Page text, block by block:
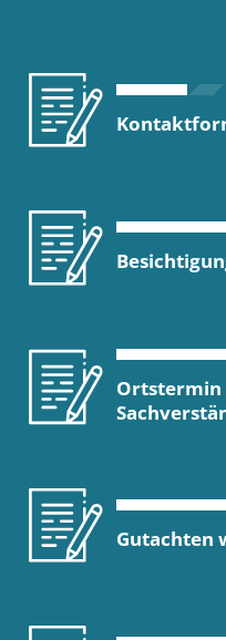
Ortstermin
Gutachten